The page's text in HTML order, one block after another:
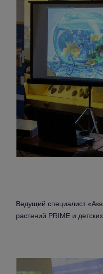
Ведущий специалист
растений PRIME и